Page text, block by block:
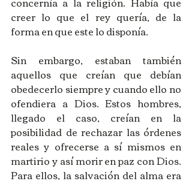
creer lo que el rey quería, de la
forma en que este lo disponía.
Sin embargo, estaban también
aquellos que creían que debían
obedecerlo siempre y cuando ello no
ofendiera a Dios. Estos hombres,
llegado el caso, creían en la
posibilidad de rechazar las órdenes
reales y ofrecerse a sí mismos en
martirio y así morir en paz con Dios.
Para ellos, la salvación del alma era